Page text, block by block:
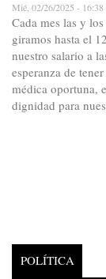
Mié, 02/26/2025 - 16:38
Cada mes las y
giramos hasta el
nuestro salario a
esperanza de
médica oportuna,
dignidad para
POLÍTICA